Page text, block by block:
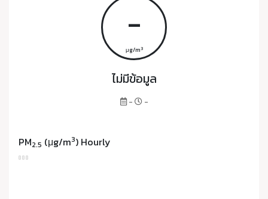
-
μg/m3
ไม่มีข้อมูล
- -
PM2.5 (μg/m3) Hourly